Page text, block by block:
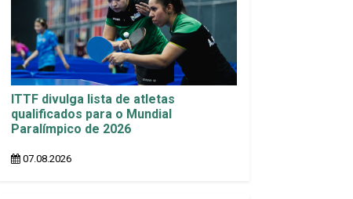
ITTF divulga lista de atletas
qualificados para o Mundial
Paralímpico de 2026
07.08.2026